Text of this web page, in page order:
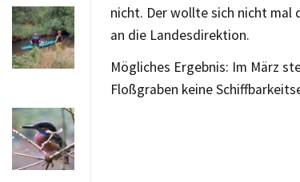
nicht. Der wollte sich nicht mal
an die Landesdirektion.
Mögliches Ergebnis: Im März
Floßgraben keine